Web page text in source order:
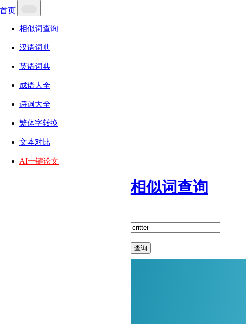
首页
相似词查询
汉语词典
英语词典
成语大全
诗词大全
繁体字转换
文本对比
AI一键论文
相似词查询
查询